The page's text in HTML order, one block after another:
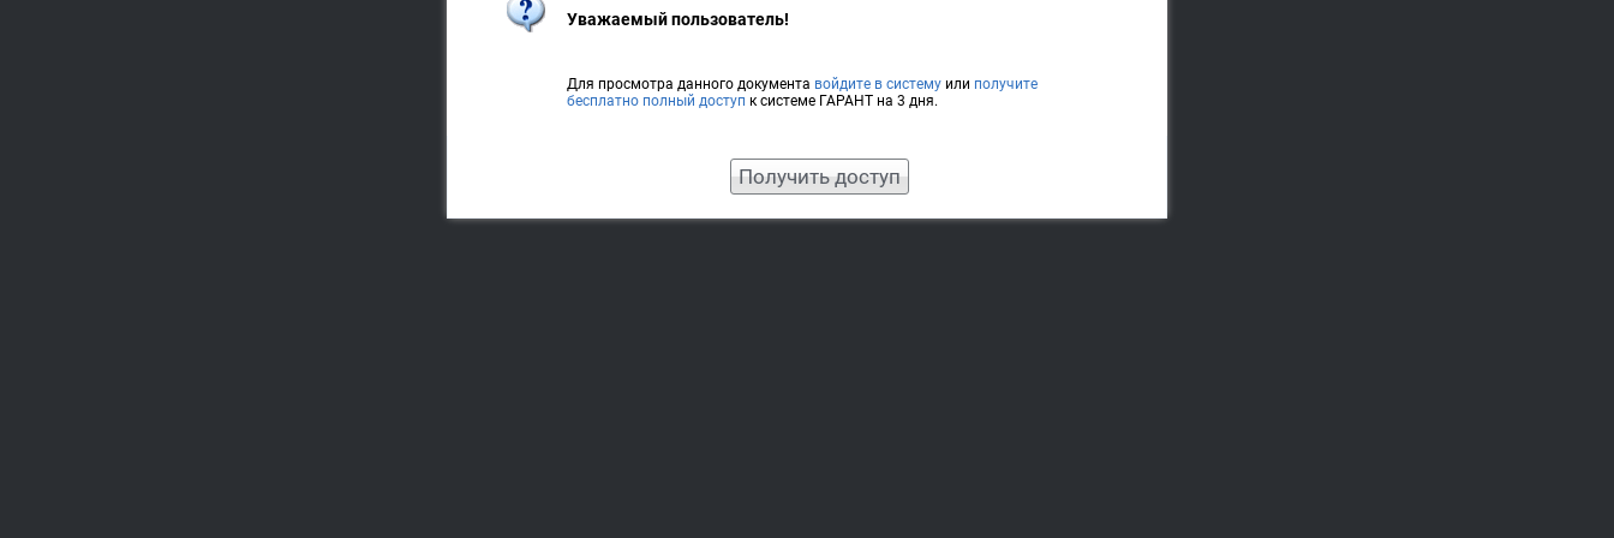
Уважаемый пользователь!
Для просмотра данного документа войдите в систему или получите
бесплатно полный доступ к системе ГАРАНТ на 3 дня.
Получить доступ